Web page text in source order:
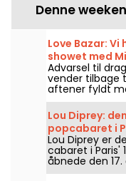
Denne
Love Bazar:
showet med
Paris – vores
Advarsel til
vender tilbage
aftener fyldt
middag.
Phœnix,
Blocnote den
den 20., 21.,
2026 vil det
aften. Et helt
scenefrit
direkte
Lou Diprey:
popcabaret i
Lou Diprey er
cabaret i Paris'
åbnede den
bistronome